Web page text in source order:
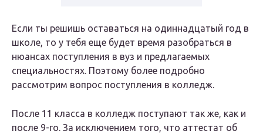
Если ты решишь оставаться на одиннадцатый год в
школе, то у тебя еще будет время разобраться в
нюансах поступления в вуз и предлагаемых
специальностях. Поэтому более подробно
рассмотрим вопрос поступления в колледж.
После 11 класса в колледж поступают так же, как и
после 9-го. За исключением того, что аттестат об